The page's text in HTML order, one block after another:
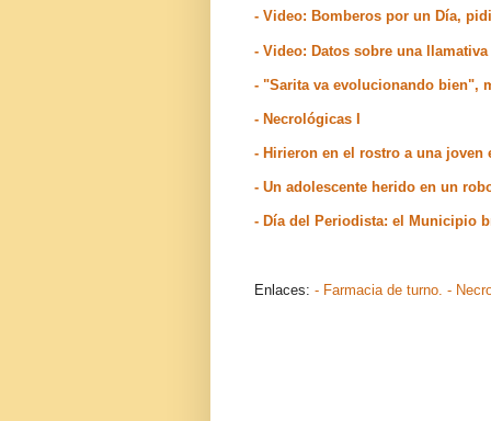
- Video: Bomberos por un Día,
- Video: Datos sobre una
- "Sarita va evolucionando bien",
- Necrológicas I
- Hirieron en el rostro a una joven
- Un adolescente herido en un
- Día del Periodista: el Municipio
Enlaces: - Farmacia de turno. -